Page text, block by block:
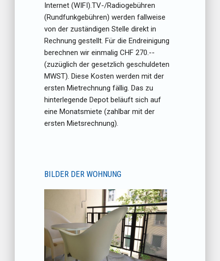
Internet (WIFI).TV-/Radiogebühren
(Rundfunkgebühren) werden fallweise
von der zuständigen Stelle direkt in
Rechnung gestellt. Für die Endreinigung
berechnen wir einmalig CHF 270.--
(zuzüglich der gesetzlich geschuldeten
MWST). Diese Kosten werden mit der
ersten Mietrechnung fällig. Das zu
hinterlegende Depot beläuft sich auf
eine Monatsmiete (zahlbar mit der
ersten Mietsrechnung).
BILDER DER WOHNUNG